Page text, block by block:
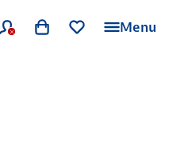
Menu